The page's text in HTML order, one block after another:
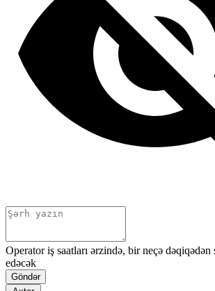
Operator iş saatları ərzində, bir neçə
edəcək
Göndər